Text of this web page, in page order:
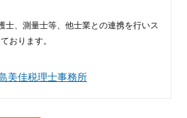
士、測量士等、他士業との連携を行いス
おります。
美佳税理士事務所